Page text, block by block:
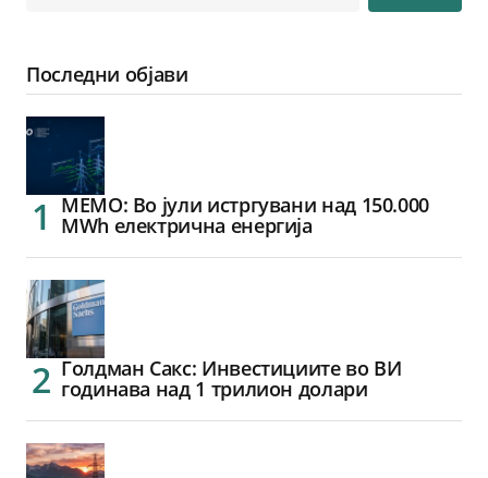
Последни објави
МЕМО: Во јули истргувани над 150.000
MWh електрична енергија
Голдман Сакс: Инвестициите во ВИ
годинава над 1 трилион долари